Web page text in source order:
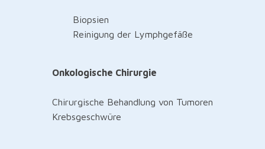
Biopsien
Reinigung der Lymphgefäße
Onkologische Chirurgie
Chirurgische Behandlung von Tumoren
Krebsgeschwüre